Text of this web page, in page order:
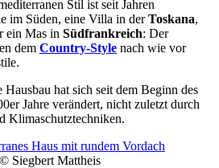
Stil ist seit Jahren
im Süden, eine Villa in derToskana,
ein Mas in Südfrankreich: Der
dem Country-Style nach wie vor
hat sich seit dem Beginn des
Jahre verändert, nicht zuletzt durch
Klimaschutztechniken.
Siegbert Mattheis